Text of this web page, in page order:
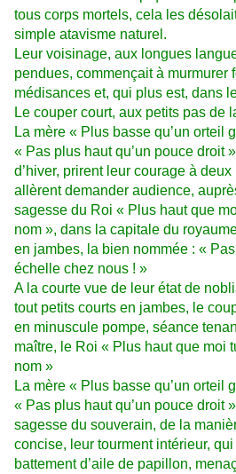
tous corps mortels, cela les
simple atavisme naturel.
Leur voisinage, aux longues
pendues, commençait à murmurer
médisances et, qui plus est, dans
Le couper court, aux petits pas de
La mère « Plus basse qu’un orteil
« Pas plus haut qu’un pouce droit
d’hiver, prirent leur courage à deux
allèrent demander audience,
sagesse du Roi « Plus haut que
nom », dans la capitale du
en jambes, la bien nommée : «
échelle chez nous ! »
A la courte vue de leur état de
tout petits courts en jambes, le
en minuscule pompe, séance
maître, le Roi « Plus haut que moi
nom »
La mère « Plus basse qu’un orteil
« Pas plus haut qu’un pouce droit
sagesse du souverain, de la
concise, leur tourment intérieur,
battement d’aile de papillon,